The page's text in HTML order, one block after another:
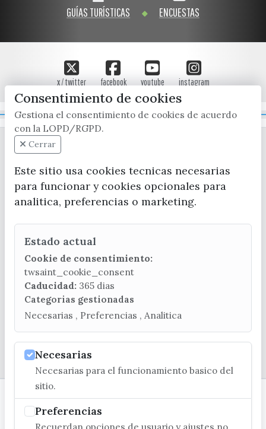
GUÍAS TURÍSTICAS ENCUESTAS
x / twitter facebook youtube instagram
Mapa Web
(+34) 952 541 104
turismo@velezmalaga.es
C/ Poniente, 2. CP 29740 - Torre del Mar
© EXCMO. AYUNTAMIENTO DE VÉLEZ-MÁLAGA
Consentimiento de cookies
Gestiona el consentimiento de cookies de acuerdo
con la LOPD/RGPD.
Cerrar
Este sitio usa cookies tecnicas necesarias
para funcionar y cookies opcionales para
analitica, preferencias o marketing.
Estado actual
Cookie de consentimiento:
twsaint_cookie_consent
Caducidad: 365 dias
Categorias gestionadas
Necesarias , Preferencias , Analitica
Necesarias
Necesarias para el funcionamiento basico del
sitio.
Preferencias